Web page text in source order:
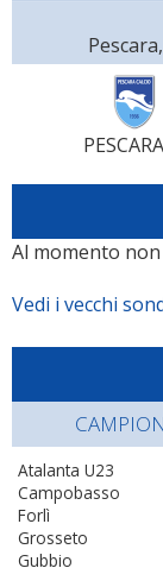
PESCARA
Al momento
Vedi i vecchi
Atalanta U23
Campobasso
Forlì
Grosseto
Gubbio